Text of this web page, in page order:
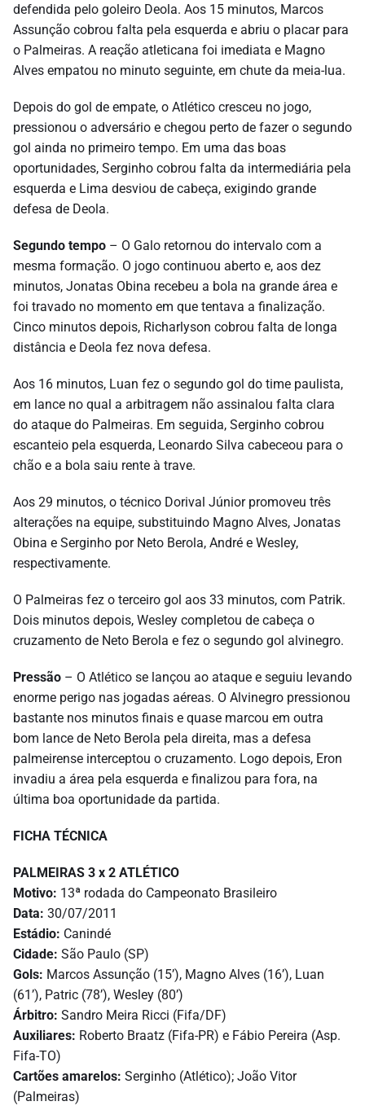
defendida pelo goleiro Deola. Aos 15 minutos, Marcos
Assunção cobrou falta pela esquerda e abriu o placar para
o Palmeiras. A reação atleticana foi imediata e Magno
Alves empatou no minuto seguinte, em chute da meia-lua.
Depois do gol de empate, o Atlético cresceu no jogo,
pressionou o adversário e chegou perto de fazer o segundo
gol ainda no primeiro tempo. Em uma das boas
oportunidades, Serginho cobrou falta da intermediária pela
esquerda e Lima desviou de cabeça, exigindo grande
defesa de Deola.
Segundo tempo – O Galo retornou do intervalo com a
mesma formação. O jogo continuou aberto e, aos dez
minutos, Jonatas Obina recebeu a bola na grande área e
foi travado no momento em que tentava a finalização.
Cinco minutos depois, Richarlyson cobrou falta de longa
distância e Deola fez nova defesa.
Aos 16 minutos, Luan fez o segundo gol do time paulista,
em lance no qual a arbitragem não assinalou falta clara
do ataque do Palmeiras. Em seguida, Serginho cobrou
escanteio pela esquerda, Leonardo Silva cabeceou para o
chão e a bola saiu rente à trave.
Aos 29 minutos, o técnico Dorival Júnior promoveu três
alterações na equipe, substituindo Magno Alves, Jonatas
Obina e Serginho por Neto Berola, André e Wesley,
respectivamente.
O Palmeiras fez o terceiro gol aos 33 minutos, com Patrik.
Dois minutos depois, Wesley completou de cabeça o
cruzamento de Neto Berola e fez o segundo gol alvinegro.
Pressão – O Atlético se lançou ao ataque e seguiu levando
enorme perigo nas jogadas aéreas. O Alvinegro pressionou
bastante nos minutos finais e quase marcou em outra
bom lance de Neto Berola pela direita, mas a defesa
palmeirense interceptou o cruzamento. Logo depois, Eron
invadiu a área pela esquerda e finalizou para fora, na
última boa oportunidade da partida.
FICHA TÉCNICA
PALMEIRAS 3 x 2 ATLÉTICO
Motivo: 13ª rodada do Campeonato Brasileiro
Data: 30/07/2011
Estádio: Canindé
Cidade: São Paulo (SP)
Gols: Marcos Assunção (15’), Magno Alves (16’), Luan
(61’), Patric (78’), Wesley (80’)
Árbitro: Sandro Meira Ricci (Fifa/DF)
Auxiliares: Roberto Braatz (Fifa-PR) e Fábio Pereira (Asp.
Fifa-TO)
Cartões amarelos: Serginho (Atlético); João Vitor
(Palmeiras)